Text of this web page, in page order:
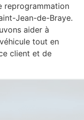
reprogrammation
Jean-de-Braye.
aider à
tout en
client et de